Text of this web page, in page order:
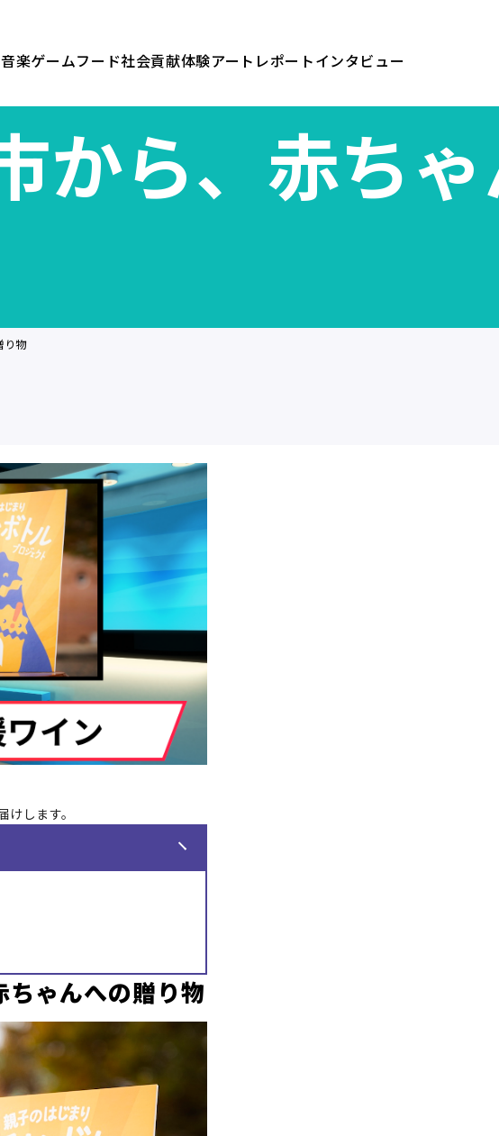
音楽ゲームフード社会貢献体験アート レポートインタビュー
から、赤ち
り物
します。
ゃんへの贈り物